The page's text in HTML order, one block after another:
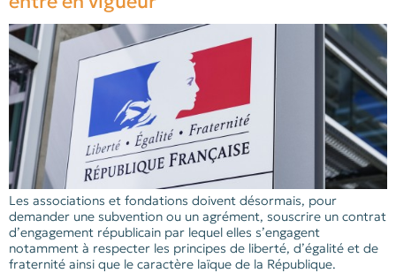
Les associations et fondations doivent désormais, pour
demander une subvention ou un agrément, souscrire un contrat
d’engagement républicain par lequel elles s’engagent
notamment à respecter les principes de liberté, d’égalité et de
fraternité ainsi que le caractère laïque de la République.